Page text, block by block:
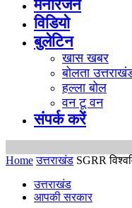
मनोरंजन
विडियो
बुलेटिन
खास खबर
बोलता
हल्ला बोल
वन टू वन
संपर्क करें
Home उत्तराखंड SGRR
उत्तराखंड
आपकी सरकार